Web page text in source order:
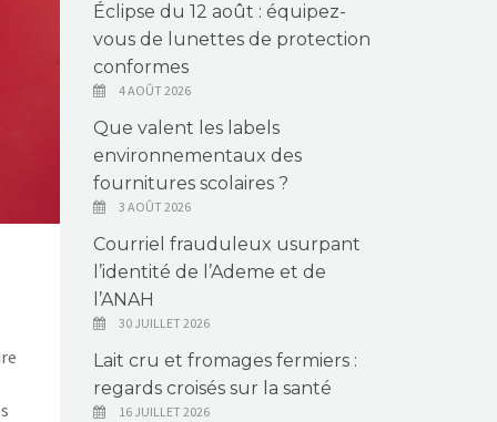
Éclipse du 12 août : équipez-
vous de lunettes de protection
conformes
4 AOÛT 2026
Que valent les labels
environnementaux des
fournitures scolaires ?
3 AOÛT 2026
Courriel frauduleux usurpant
l’identité de l’Ademe et de
l’ANAH
30 JUILLET 2026
Lait cru et fromages fermiers :
regards croisés sur la santé
16 JUILLET 2026